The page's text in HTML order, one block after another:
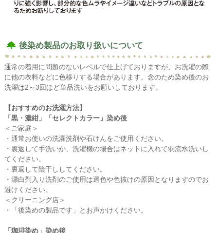
後染め製品のお取り扱いについて
通常の着用に問題のないレベルで仕上げておりますが、お洗濯の際
に他の衣料などに色移りする場合があります。念のため染め後のお
洗濯は2～3回ほど単品洗いをお願いしております。
【おすすめのお洗濯方法】
「黒・濃紺」「セレクトカラー」染め後
＜ご家庭＞
・通常お使いの洗濯洗剤や石けんをご使用ください。
・裏返して手洗いか、洗濯機の場合はネットに入れて弱流水洗いし
てください。
・裏返して陰干ししてください。
・漂白剤入り洗剤のご使用は退色や色抜けの原因となりますのでお
避けください。
＜クリーニング店＞
・「後染めの製品です」とお声かけください。
「珈琲染め」染め後